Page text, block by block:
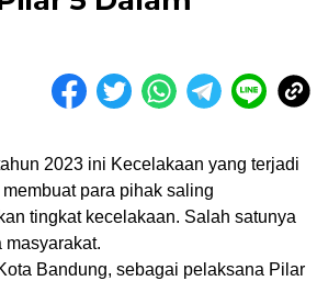
2023 ini Kecelakaan yang terjadi
para pihak saling
tingkat kecelakaan. Salah satunya
Bandung, sebagai pelaksana Pilar